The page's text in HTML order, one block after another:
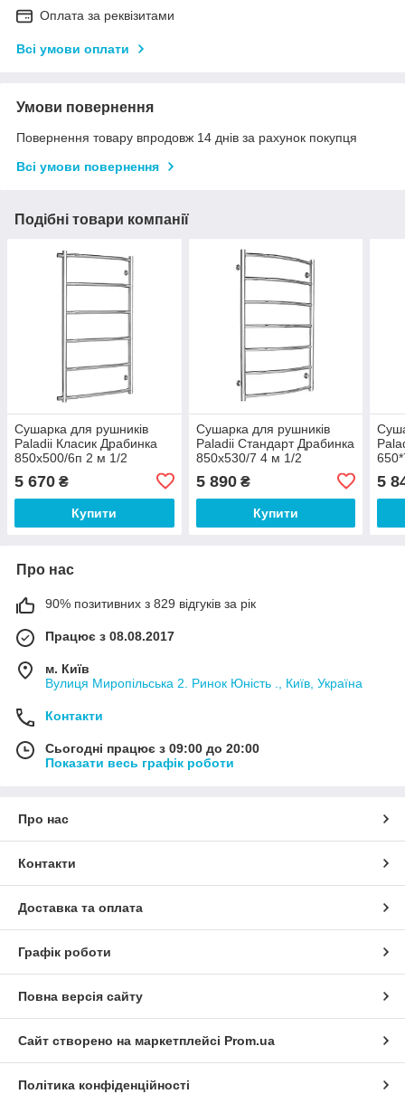
Оплата за реквізитами
Всі умови оплати
Умови повернення
Повернення товару впродовж 14 днів за рахунок покупця
Всі умови повернення
Подібні товари компанії
Сушарка для рушників
Paladii Класик Драбинка
850х500/6п 2 м 1/2
5 670 ₴
Купити
Сушарка для рушників
Paladii Стандарт Драбинка
850х530/7 4 м 1/2
5 890₴
Купити
5
Про нас
90% позитивних з 829 відгуків за рік
Працює з 08.08.2017
м. Київ
Вулиця Миропільська 2. Ринок Юність ., Київ, Україна
Контакти
Сьогодні працює з 09:00 до 20:00
Показати весь графік роботи
Про нас
Контакти
Доставка та оплата
Графік роботи
Повна версія сайту
Сайт створено на маркетплейсі Prom.ua
Політика конфіденційності